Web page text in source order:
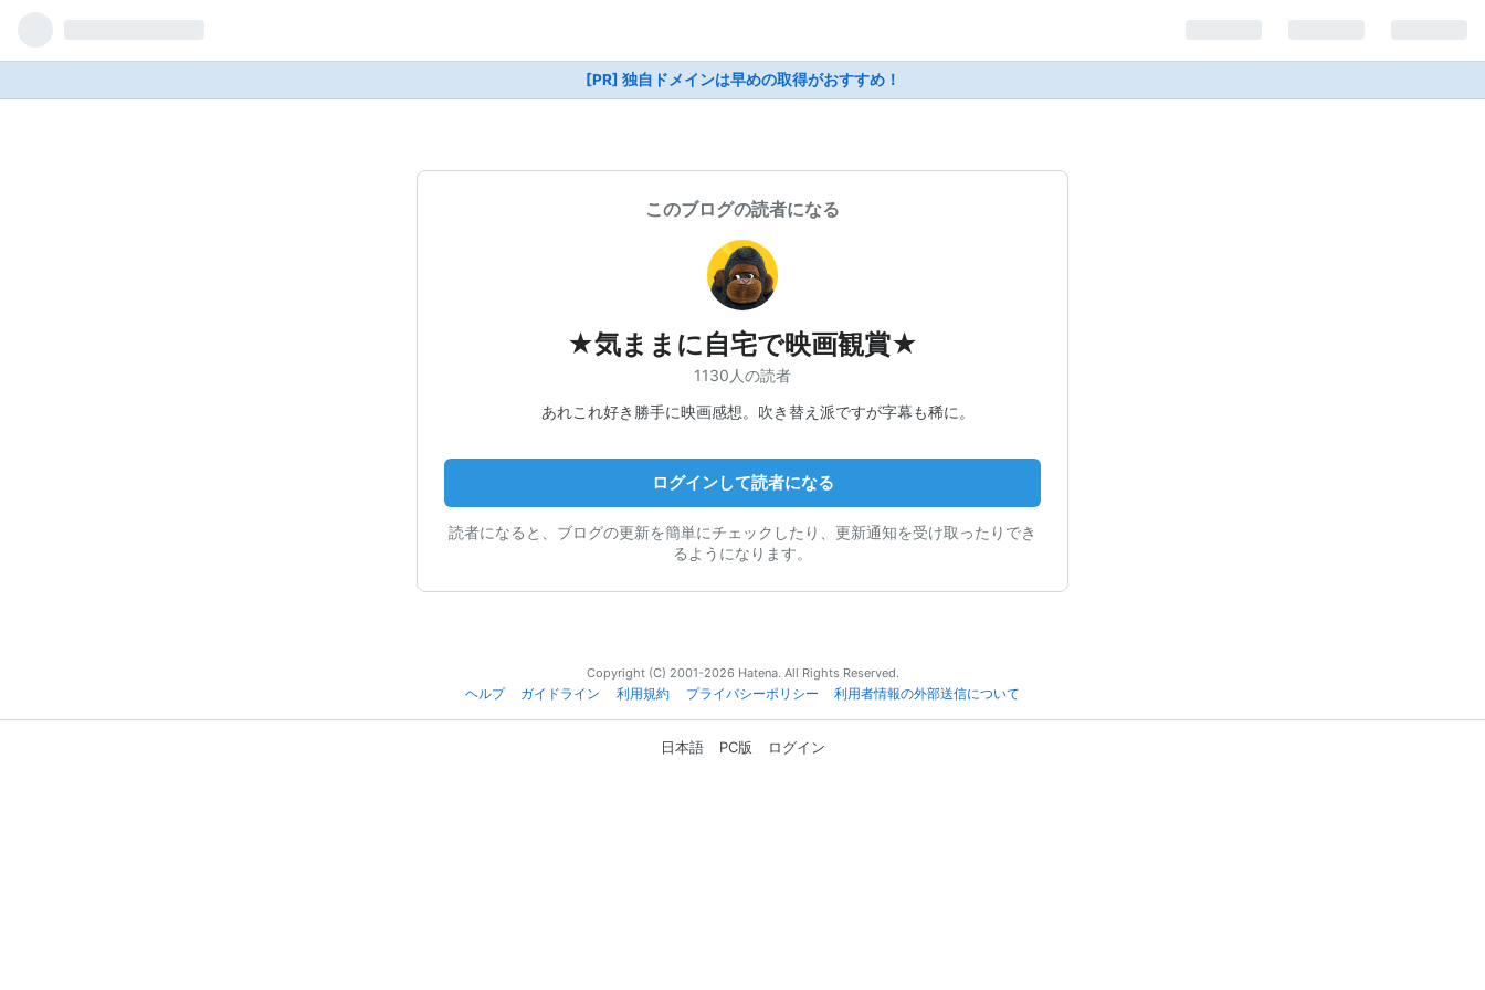
[PR] 独自ドメインは早めの取得がおすすめ！
このブログの読者になる
★気ままに自宅で映画観賞★
1130人の読者
あれこれ好き勝手に映画感想。吹き替え派ですが字幕も稀に。
ログインして読者になる
読者になると、ブログの更新を簡単にチェックしたり、更新通知を受け取ったりでき
るようになります。
Copyright (C) 2001-2026 Hatena. All Rights Reserved.
ヘルプ
ガイドライン 利用規約 プライバシーポリシー 利用者情報の外部送信について
日本語 PC版 ログイン